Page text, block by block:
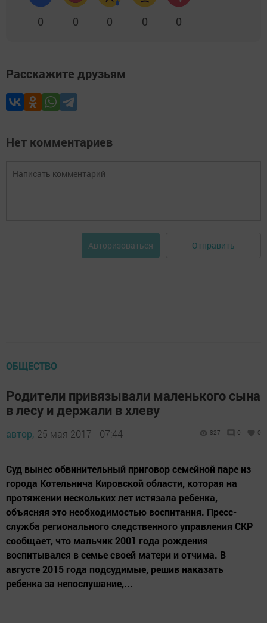
0 0 0 0 0
Расскажите друзьям
Нет комментариев
Авторизоваться Отправить
ОБЩЕСТВО
Родители привязывали маленького сына
в лесу и держали в хлеву
автор, 25 мая 2017 - 07:44 827 0 0
Суд вынес обвинительный приговор семейной паре из
города Котельнича Кировской области, которая на
протяжении нескольких лет истязала ребенка,
объясняя это необходимостью воспитания. Пресс-
служба регионального следственного управления СКР
сообщает, что мальчик 2001 года рождения
воспитывался в семье своей матери и отчима. В
августе 2015 года подсудимые, решив наказать
ребенка за непослушание,...